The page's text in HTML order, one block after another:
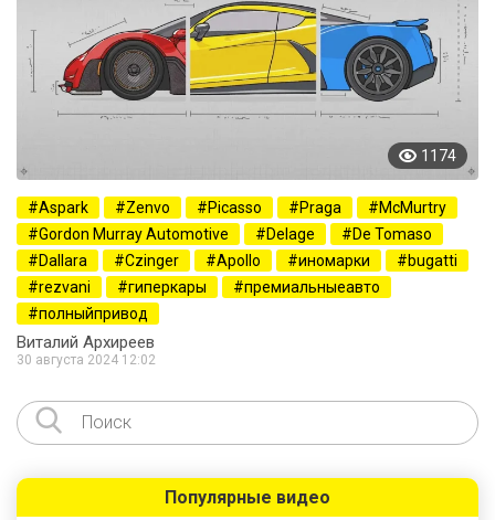
1174
Aspark Zenvo Picasso Praga
McMurtry
Gordon Murray Automotive
Delage
De Tomaso
Dallara
Czinger Apollo иномарки
bugatti
rezvani
гиперкары
премиальныеавто
полныйпривод
Виталий Архиреев
30 августа 2024 12:02
Популярные видео